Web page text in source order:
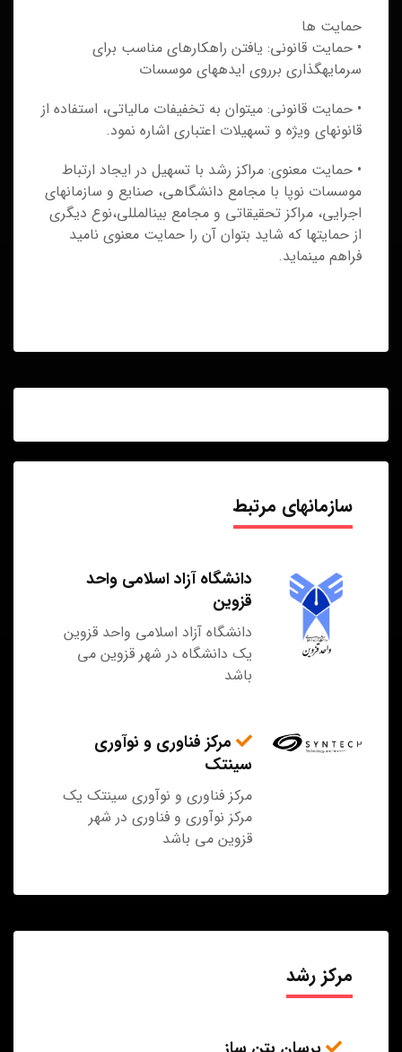
حمایت ها
• حمایت قانونی: یافتن راهکارهای مناسب برای
سرمایه‎‏گذاری برروی ایده‎‏های موسسات
• حمایت قانونی: می‎‏توان به تخفیفات مالیاتی، استفاده از
قانون‎‏های ویژه و تسهیلات اعتباری اشاره نمود.
• حمایت معنوی: مراکز رشد با تسهیل در ایجاد ارتباط
موسسات نوپا با مجامع دانشگاهی، صنایع و سازمان‏‎های
اجرایی، مراکز تحقیقاتی و مجامع بین‏‎المللی،نوع دیگری
از حمایت‏‎ها که شاید بتوان آن را حمایت معنوی نامید
فراهم می‎‏نماید.
سازمانهای مرتبط
دانشگاه آزاد اسلامی واحد
قزوین
دانشگاه آزاد اسلامی واحد قزوین
یک دانشگاه در شهر قزوین می
باشد
مرکز فناوری و نوآوری
سینتک
مرکز فناوری و نوآوری سینتک یک
مرکز نوآوری و فناوری در شهر
قزوین می باشد
مرکز رشد